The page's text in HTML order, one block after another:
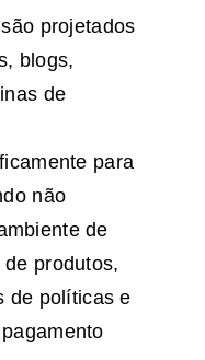
projetados
blogs,
de
para
não
de
produtos,
de políticas e